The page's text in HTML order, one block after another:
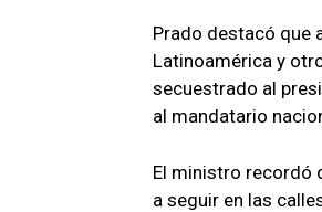
Prado destacó que
Latinoamérica y
secuestrado al
al mandatario
El ministro recordó
a seguir en las